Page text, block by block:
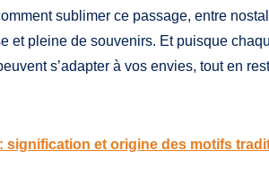
sublimer ce passage, entre
et pleine de souvenirs. Et puisque
s’adapter à vos envies, tout en
signification et origine des motifs